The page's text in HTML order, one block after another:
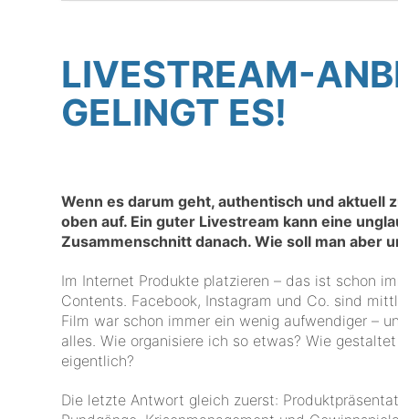
LIVESTREAM-
GELINGT ES!
Wenn es darum geht, authentisch und aktuell
oben auf. Ein guter Livestream kann eine
Zusammenschnitt danach. Wie soll man aber
Im Internet Produkte platzieren – das ist schon
Contents. Facebook, Instagram und Co. sind
Film war schon immer ein wenig aufwendiger –
alles. Wie organisiere ich so etwas? Wie
eigentlich?
Die letzte Antwort gleich zuerst: